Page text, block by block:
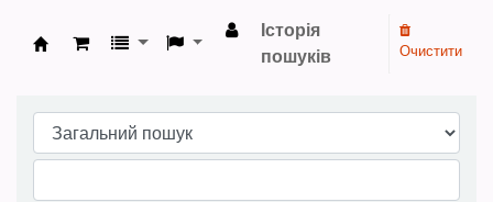
Бібліотека НТШ › Електронний каталог
Історія
пошуків
Очистити